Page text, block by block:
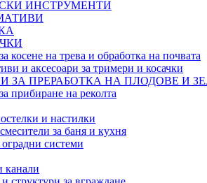
ИНСТРУМЕНТИ
косене на трева и обработка на почвата
и аксесоари за тримери и косачки
ЗА ПРЕРАБОТКА НА ПЛОДОВЕ И
прибиране на реколта
и настилки
за баня и кухня
системи